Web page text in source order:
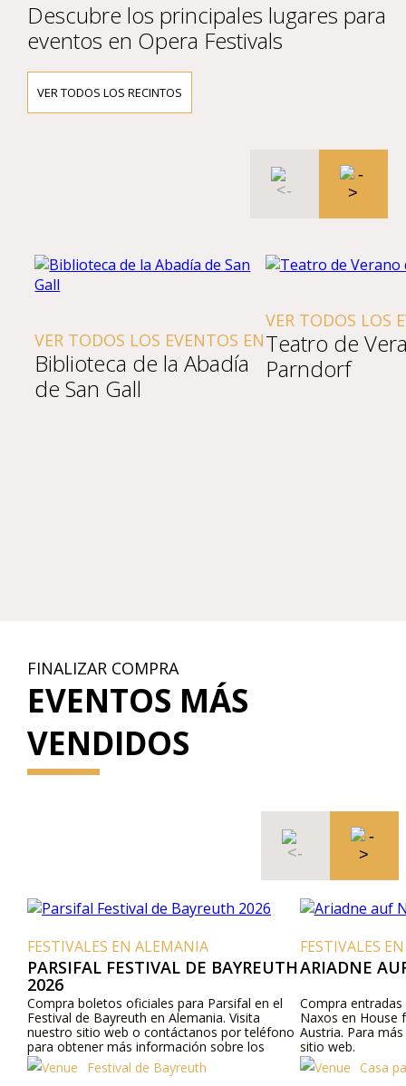
Descubre los principales lugares para
eventos en Opera Festivals
VER TODOS LOS RECINTOS
VER TODOS LOS EVENTOS EN
Biblioteca de la Abadía
de San Gall
VER TODOS LOS
Teatro de
Parndorf
FINALIZAR COMPRA
EVENTOS MÁS
VENDIDOS
FESTIVALES EN ALEMANIA
PARSIFAL FESTIVAL DE BAYREUTH
2026
Compra boletos oficiales para Parsifal en el
Festival de Bayreuth en Alemania. Visita
nuestro sitio web o contáctanos por teléfono
para obtener más información sobre los
artistas, los detalles del programa y los
precios de los boletos.
Festival de Bayreuth
FESTIVALES
ARIADNE
Compra
Naxos en House
Austria. Para
sitio web.
Casa